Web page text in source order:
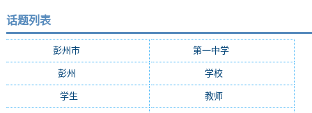
话题列表
彭州市 第一中学
彭州 学校(29)
学生 教师(16)